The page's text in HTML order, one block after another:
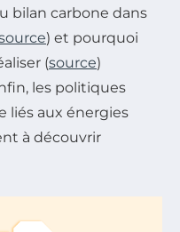
bilan carbone dans
) et pourquoi
(source)
les politiques
liés aux énergies
à découvrir